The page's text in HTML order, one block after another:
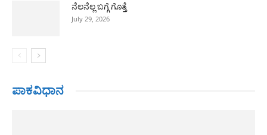
ನೆಲನೆಲ್ಲ ಬಗ್ಗೆ ಗೊತ್ತೆ
July 29, 2026
ಪಾಕವಿಧಾನ